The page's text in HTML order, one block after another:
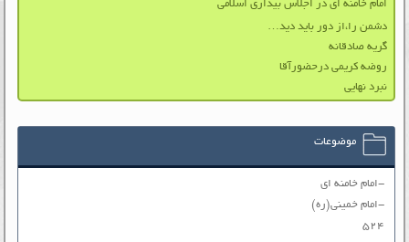
امام خامنه ای در اجلاس بیداری اسلامی
دشمن را،از دور باید دید…
گریه صادقانه
روضه کریمی درحضورآقا
نبرد نهایی
موضوعات
-امام خامنه ای
-امام خمینی(ره)
۵۲۴